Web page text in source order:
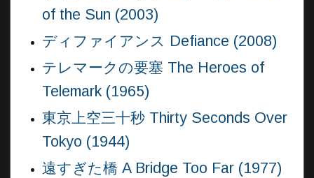
of the Sun (2003)
ディファイアンス Defiance (2008)
テレマークの要塞 The Heroes of
Telemark (1965)
東京上空三十秒 Thirty Seconds Over
Tokyo (1944)
遠すぎた橋 A Bridge Too Far (1977)